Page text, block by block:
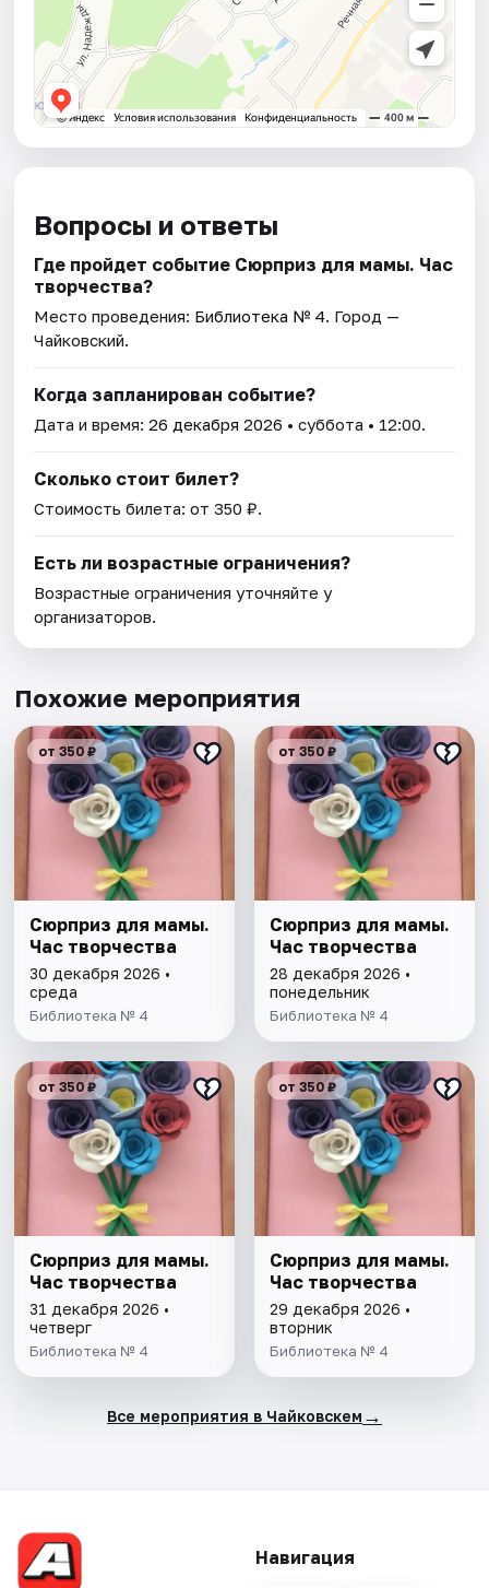
Вопросы и ответы
Где пройдет событие Сюрприз для мамы. Час
творчества?
Место проведения: Библиотека № 4. Город —
Чайковский.
Когда запланирован событие?
Дата и время:26 декабря 2026 • суббота • 12:00.
Сколько стоит билет?
Стоимость билета: от 350 ₽.
Есть ли возрастные ограничения?
Возрастные ограничения уточняйте у
организаторов.
Похожие мероприятия
от 350 ₽
Сюрприз для мамы.
Час творчества
30 декабря 2026 •
среда
Библиотека № 4
от 350 ₽
Сюрприз для мамы.
Час творчества
28 декабря 2026 •
понедельник
Библиотека № 4
от 350 ₽
Сюрприз для мамы.
Час творчества
31 декабря 2026 •
четверг
Библиотека № 4
от 350 ₽
Сюрприз для мамы.
Час творчества
29 декабря 2026 •
вторник
Библиотека № 4
Все мероприятия в Чайковскем →
Навигация